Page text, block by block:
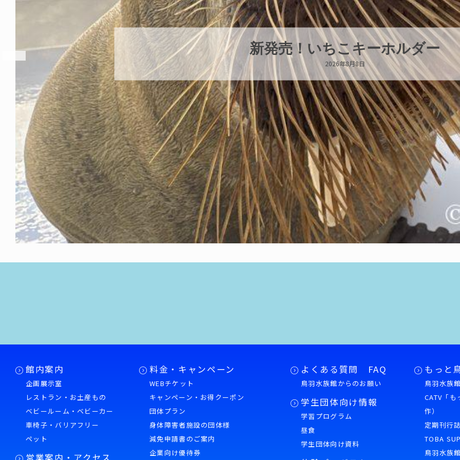
パラオオウムガイが交接していま
2026年8月7日
館内案内
企画展示室
レストラン・お土産もの
ベビールーム・ベビーカー
車椅子・バリアフリー
ペット
営業案内・アクセス
料金・キャンペーン
WEBチケット
キャンペーン・お得クーポン
団体プラン
身体障害者施設の団体様
減免申請書のご案内
企業向け優待券
よくある質問 FAQ
鳥羽水族館からのお願い
学生団体向け情報
学習プログラム
昼食
学生団体向け資料
もっと
鳥羽水族
CATV「
作）
定期刊行
TOBA
鳥羽水族